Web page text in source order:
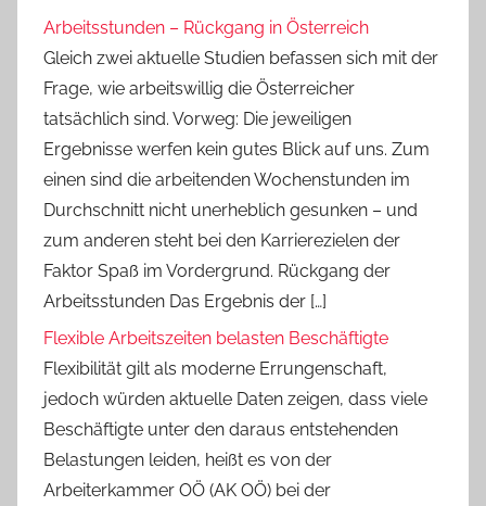
Arbeitsstunden – Rückgang in Österreich
Gleich zwei aktuelle Studien befassen sich mit der
Frage, wie arbeitswillig die Österreicher
tatsächlich sind. Vorweg: Die jeweiligen
Ergebnisse werfen kein gutes Blick auf uns. Zum
einen sind die arbeitenden Wochenstunden im
Durchschnitt nicht unerheblich gesunken – und
zum anderen steht bei den Karrierezielen der
Faktor Spaß im Vordergrund. Rückgang der
Arbeitsstunden Das Ergebnis der […]
Flexible Arbeitszeiten belasten Beschäftigte
Flexibilität gilt als moderne Errungenschaft,
jedoch würden aktuelle Daten zeigen, dass viele
Beschäftigte unter den daraus entstehenden
Belastungen leiden, heißt es von der
Arbeiterkammer OÖ (AK OÖ) bei der